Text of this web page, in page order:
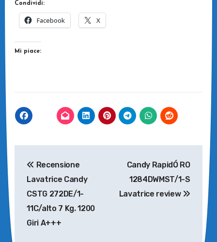
Condividi:
Facebook X
Mi piace:
articoli
Recensione
Lavatrice Candy
CSTG 272DE/1-
11C/alto 7 Kg. 1200
Giri A+++
Candy RapidÓ RO
1284DWMST/1-S
Lavatrice review